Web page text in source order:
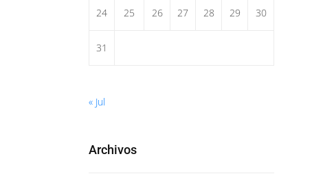
24 25 26 27 28 29 30
31
« Jul
Archivos